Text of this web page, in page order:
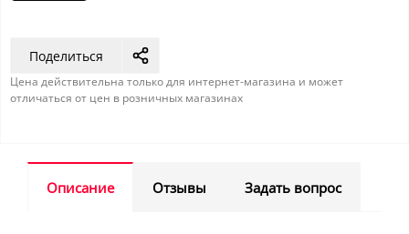
Поделиться
Цена действительна только для интернет-магазина и может
отличаться от цен в розничных магазинах
Описание Отзывы Задать вопрос